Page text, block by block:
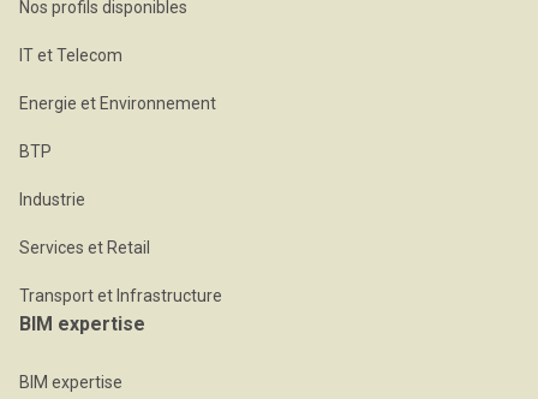
Nos profils disponibles
IT et Telecom
Energie et Environnement
BTP
Industrie
Services et Retail
Transport et Infrastructure
BIM expertise
BIM expertise